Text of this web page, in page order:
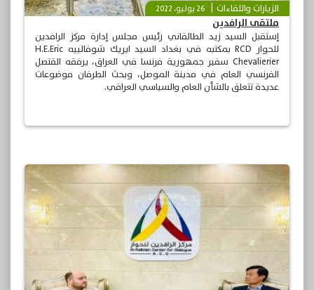
الزيارات واللقاءات 26 يوليو، 2022
ملتقى الرافدين
إستقبل السيد زيد الطالقاني رئيس مجلس إدارة مركز الرافدين
للحوار RCD بمكتبه في بغداد السيد ايريك شوفالييه H.E.Eric
Chevalierier سفير جمهورية فرنسا في العراق، يرفقه القنصل
الفرنسي العام في مدينة الموصل، وبحث الطرفان موضوعات
عديدة تتعلق بالشأن العام والسياسي العراقي.